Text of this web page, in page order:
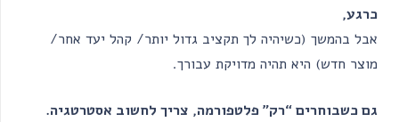
כרגע,
אבל בהמשך (כשיהיה לך תקציב גדול יותר/ קהל יעד אחר/
מוצר חדש) היא תהיה מדויקת עבורך.
גם כשבוחרים “רק” פלטפורמה, צריך לחשוב אסטרטגיה.